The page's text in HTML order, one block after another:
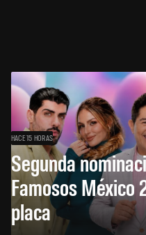
HACE 15 HORAS
Segunda
Famosos México
placa